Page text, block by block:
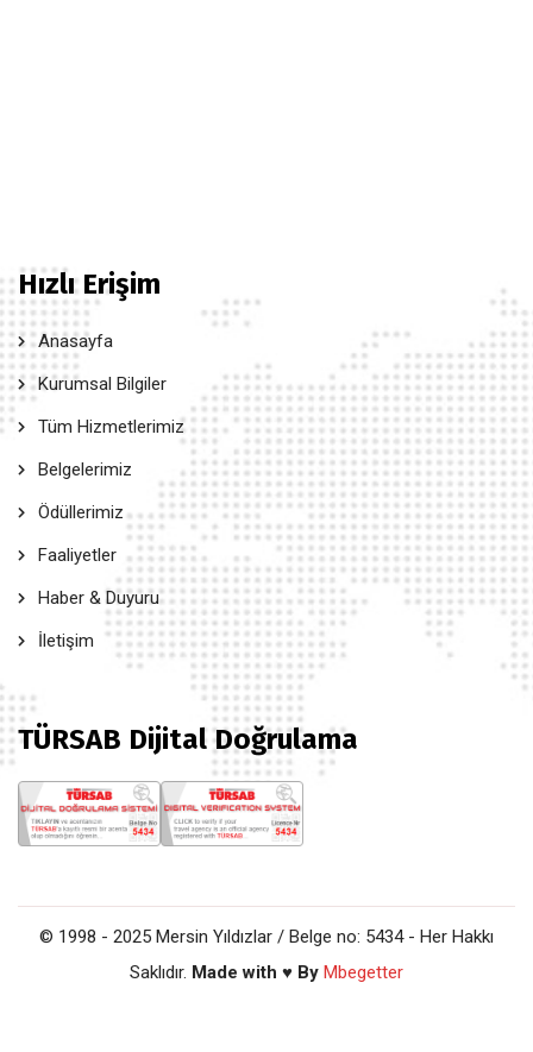
Hızlı Erişim
Anasayfa
Kurumsal Bilgiler
Tüm Hizmetlerimiz
Belgelerimiz
Ödüllerimiz
Faaliyetler
Haber & Duyuru
İletişim
TÜRSAB Dijital Doğrulama
© 1998 - 2025 Mersin Yıldızlar / Belge no: 5434 - Her Hakkı
Saklıdır. Made with ♥ By Mbegetter